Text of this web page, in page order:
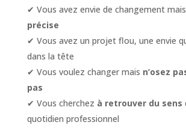
✔ Vous avez envie de changement mais
précise
✔ Vous avez un projet flou, une envie
dans la tête
✔ Vous voulez changer mais n’osez
pas
✔ Vous cherchez à retrouver du sens
quotidien professionnel